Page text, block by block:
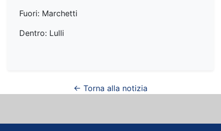
Fuori: Marchetti
Dentro: Lulli
← Torna alla notizia